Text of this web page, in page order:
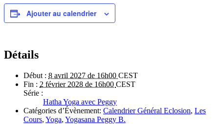
Ajouter au calendrier
Détails
Début : 8 avril 2027 de 16h00 CEST
Fin : 2 février 2028 de 16h00 CEST
Série :
Hatha Yoga avec Peggy
Catégories d’Évènement: Calendrier Général Eclosion, Les
Cours, Yoga, Yogasana Peggy B.